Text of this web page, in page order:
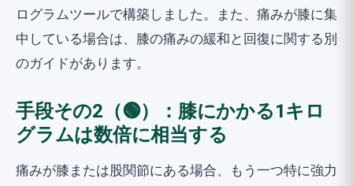
ログラムツールで構築しました。また、痛みが膝に集
中している場合は、 膝の痛みの緩和と回復に関する別
のガイドがあります。
手段その2（🟢）：膝にかかる1キロ
グラムは数倍に相当する
痛みが膝または股関節にある場合、もう一つ特に強力